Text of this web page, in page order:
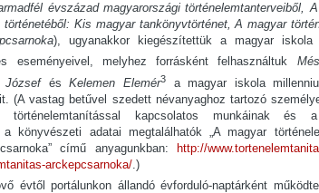
évszázad magyarországi történelemtanterveiből,
történetéből: Kis magyar tankönyvtörténet, A magyar
), ugyanakkor kiegészítettük a magyar iskola
eseményeivel, melyhez forrásként felhasználtuk
JózsefésKelemen Elemér3
a magyar iskola
(A vastag betűvel szedett névanyaghoz tartozó
történelemtanítással kapcsolatos munkáinak és
a könyvészeti adatai megtalálhatók „A magyar
című anyagunkban:
http://
arckepcsarnoka/ .)
évtől portálunkon állandó évforduló-naptárként